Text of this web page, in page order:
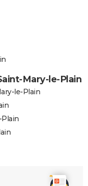
Mary-le-Plain
le-Plain